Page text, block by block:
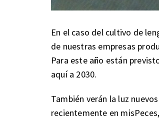
En el caso del cultivo de
de nuestras empresas
Para este año están
aquí a 2030.
También verán la luz
recientemente en